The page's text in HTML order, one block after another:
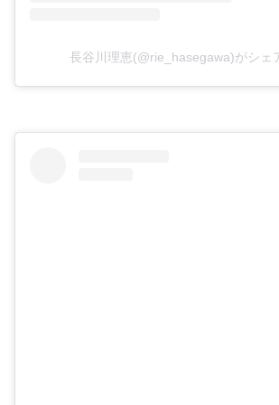
長谷川理恵(@rie_hasegawa)がシェ